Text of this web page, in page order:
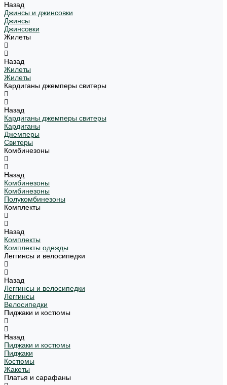
Назад
Джинсы и джинсовки
Джинсы
Джинсовки
Жилеты
Назад
Жилеты
Жилеты
Кардиганы джемперы свитеры
Назад
Кардиганы джемперы свитеры
Кардиганы
Джемперы
Свитеры
Комбинезоны
Назад
Комбинезоны
Комбинезоны
Полукомбинезоны
Комплекты
Назад
Комплекты
Комплекты одежды
Леггинсы и велосипедки
Назад
Леггинсы и велосипедки
Леггинсы
Велосипедки
Пиджаки и костюмы
Назад
Пиджаки и костюмы
Пиджаки
Костюмы
Жакеты
Платья и сарафаны